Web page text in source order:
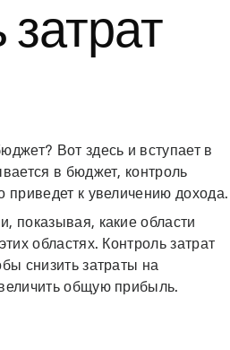
Вот здесь и вступает в
в бюджет, контроль
к увеличению дохода.
показывая, какие области
областях. Контроль затрат
снизить затраты на
общую прибыль.